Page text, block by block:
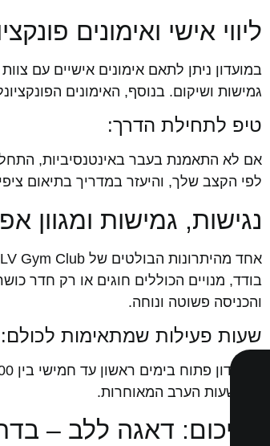
ליווי אישי ואימונים
במועדון ניתן לתאם אימונים אישיים עם
גמישות ושיקום. בנוסף, האימונים
טיפ לתחילת הדרך:
לפי הקצב שלך, והיעזר במדריך בתיאום
נגישות, גמישות ומגוון
והכניסה פשוטה ונוחה.
שעות פעילות שמתאימות לכולם:
או בשעות הערב המאוחרות.
לסיכום: דאגה ללב –